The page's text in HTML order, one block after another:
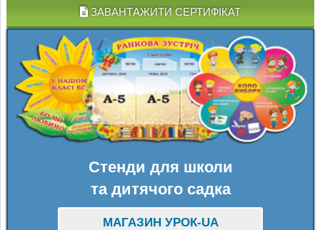
ЗАВАНТАЖИТИ СЕРТИФІКАТ
Стенди для школи
та дитячого садка
МАГАЗИН УРОК-UA